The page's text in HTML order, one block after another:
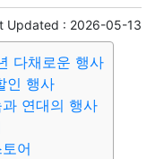
증권 인테리어
스포츠 사진
IT 컴퓨터 기술
Updated : 2026-05-13
다채로운 행사
인 행사
연대의 행사
어